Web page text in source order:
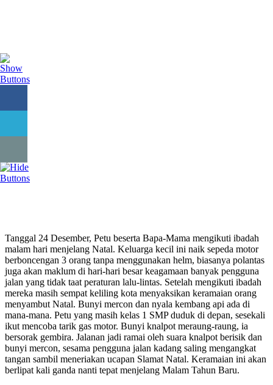
Tanggal 24 Desember, Petu beserta Bapa-Mama mengikuti ibadah
malam hari menjelang Natal. Keluarga kecil ini naik sepeda motor
berboncengan 3 orang tanpa menggunakan helm, biasanya polantas
juga akan maklum di hari-hari besar keagamaan banyak pengguna
jalan yang tidak taat peraturan lalu-lintas. Setelah mengikuti ibadah
mereka masih sempat keliling kota menyaksikan keramaian orang
menyambut Natal. Bunyi mercon dan nyala kembang api ada di
mana-mana. Petu yang masih kelas 1 SMP duduk di depan, sesekali
ikut mencoba tarik gas motor. Bunyi knalpot meraung-raung, ia
bersorak gembira. Jalanan jadi ramai oleh suara knalpot berisik dan
bunyi mercon, sesama pengguna jalan kadang saling mengangkat
tangan sambil meneriakan ucapan Slamat Natal. Keramaian ini akan
berlipat kali ganda nanti tepat menjelang Malam Tahun Baru.